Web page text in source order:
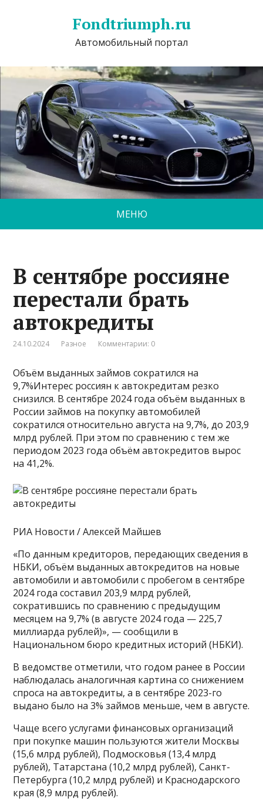
Fondtriumph.ru
Автомобильный портал
МЕНЮ
В сентябре россияне
перестали брать
автокредиты
24.10.2024 Разное Комментарии: 0
Объём выданных займов сократился на
9,7%Интерес россиян к автокредитам резко
снизился. В сентябре 2024 года объём выданных в
России займов на покупку автомобилей
сократился относительно августа на 9,7%, до 203,9
млрд рублей. При этом по сравнению с тем же
периодом 2023 года объём автокредитов вырос
на 41,2%.
РИА Новости / Алексей Майшев
«По данным кредиторов, передающих сведения в
НБКИ, объём выданных автокредитов на новые
автомобили и автомобили с пробегом в сентябре
2024 года составил 203,9 млрд рублей,
сократившись по сравнению с предыдущим
месяцем на 9,7% (в августе 2024 года — 225,7
миллиарда рублей)», — сообщили в
Национальном бюро кредитных историй (НБКИ).
В ведомстве отметили, что годом ранее в России
наблюдалась аналогичная картина со снижением
спроса на автокредиты, а в сентябре 2023-го
выдано было на 3% займов меньше, чем в августе.
Чаще всего услугами финансовых организаций
при покупке машин пользуются жители Москвы
(15,6 млрд рублей), Подмосковья (13,4 млрд
рублей), Татарстана (10,2 млрд рублей), Санкт-
Петербурга (10,2 млрд рублей) и Краснодарского
края (8,9 млрд рублей).